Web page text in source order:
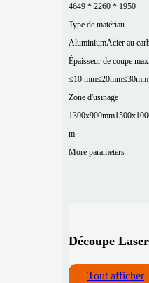
4649 * 2260 * 1950
Type de matériau
AluminiumAcier au
Épaisseur de coupe
≤10 mm≤20mm≤30mm
Zone d'usinage
1300x900mm
m
More parameters
Découpe
Tout afficher